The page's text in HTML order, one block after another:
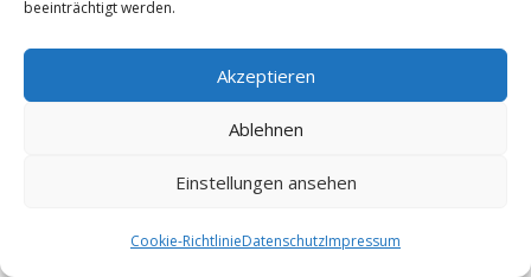
beeinträchtigt werden.
Akzeptieren
Ablehnen
Einstellungen ansehen
Cookie-RichtlinieDatenschutzImpressum
Mattersburg
Ternitz (47.18 km)
Wiener Neustadt